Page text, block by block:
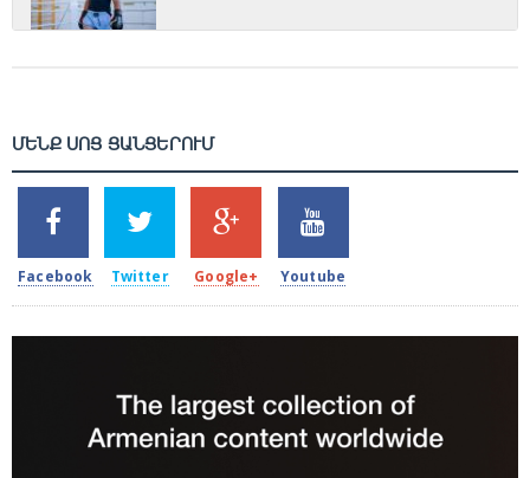
ՄԵՆՔ ՍՈՑ ՑԱՆՑԵՐՈՒՄ
2k
SHARES
Facebook
1.5k
TWEETS
Twitter
203
SHARES
Google+
620
SHARES
Youtube